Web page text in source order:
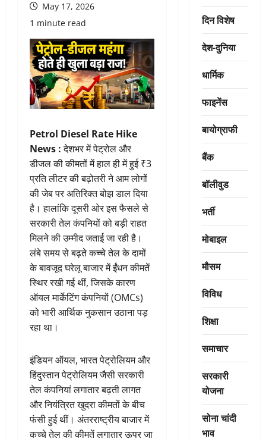
May 17, 2026
1 minute read
Petrol Diesel Rate Hike
News :देशभर में पेट्रोल और
डीजल की कीमतों में हाल ही में हुई ₹3
प्रति लीटर की बढ़ोतरी ने आम लोगों
की जेब पर अतिरिक्त बोझ डाल दिया
है। हालांकि दूसरी ओर इस फैसले से
सरकारी तेल कंपनियों को बड़ी राहत
मिलने की उम्मीद जताई जा रही है।
लंबे समय से बढ़ते कच्चे तेल के दामों
के बावजूद घरेलू बाजार में ईंधन कीमतें
स्थिर रखी गई थीं, जिसके कारण
ऑयल मार्केटिंग कंपनियों (OMCs)
को भारी आर्थिक नुकसान उठाना पड़
रहा था।
इंडियन ऑयल, भारत पेट्रोलियम और
हिंदुस्तान पेट्रोलियम जैसी सरकारी
तेल कंपनियां लगातार बढ़ती लागत
और नियंत्रित खुदरा कीमतों के बीच
फंसी हुई थीं। अंतरराष्ट्रीय बाजार में
कच्चे तेल की कीमतें लगातार ऊपर जा
दिन विशेष
देश-दुनिया
धार्मिक
फाइनेंस
बायोग्राफी
बैंक
बॉलीवुड
भर्ती
मोबाइल
मौसम
विविध
शिक्षा
समाचार
सरकारी
योजना
सोना चांदी
भाव